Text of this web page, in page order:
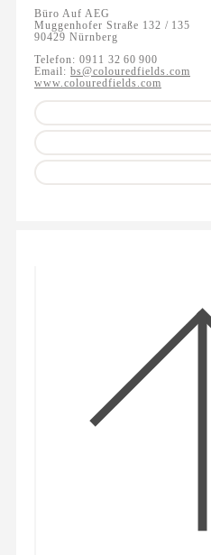
Büro Auf AEG
Muggenhofer Straße 132 / 135
90429 Nürnberg
Telefon: 0911 32 60 900
Email: bs@colouredfields.com
www.colouredfields.com